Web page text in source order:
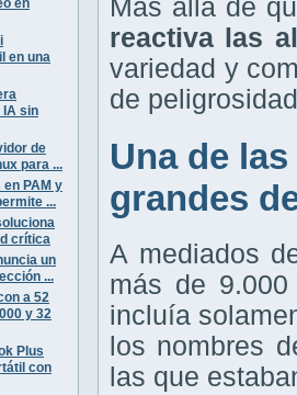
en una
IA sin
de
para ...
PAM y
...
crítica
un
...
a 52
y 32
Plus
con
Más allá de
reactiva las
variedad y
de
Una de
grandes
A mediados
más de
incluía
los nombres
las que